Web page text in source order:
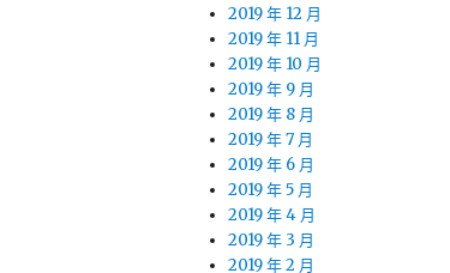
2019 年 12 月
2019 年 11 月
2019 年 10 月
2019 年 9 月
2019 年 8 月
2019 年 7 月
2019 年 6 月
2019 年 5 月
2019 年 4 月
2019 年 3 月
2019 年 2 月